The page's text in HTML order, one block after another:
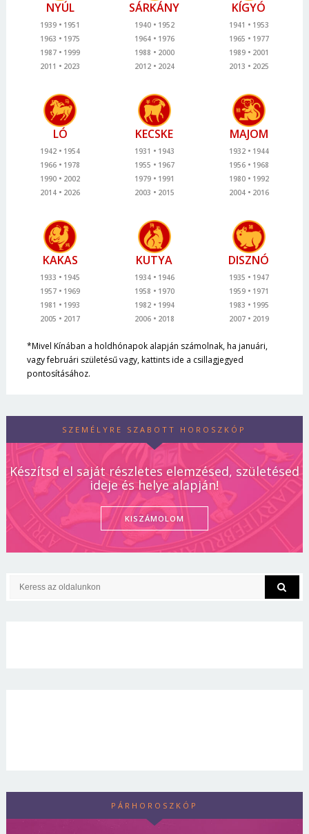
NYÚL
1939
1951
1963
1975
1987
1999
2011
2023
SÁRKÁNY
1940
1952
1964
1976
1988
2000
2012
2024
KÍGYÓ
1941
1953
1965
1977
1989
2001
2013
2025
LÓ
1942
1954
1966
1978
1990
2002
2014
2026
KECSKE
1931
1943
1955
1967
1979
1991
2003
2015
MAJOM
1932
1944
1956
1968
1980
1992
2004
2016
KAKAS
1933
1945
1957
1969
1981
1993
2005
2017
KUTYA
1934
1946
1958
1970
1982
1994
2006
2018
DISZNÓ
1935
1947
1959
1971
1983
1995
2007
2019
*Mivel Kínában a holdhónapok alapján számolnak, ha januári,
vagy februári születésű vagy, kattints ide a csillagjegyed
pontosításához.
SZEMÉLYRE SZABOTT HOROSZKÓP
Készítsd el saját részletes elemzésed, születésed
ideje és helye alapján!
KISZÁMOLOM
PÁRHOROSZKÓP